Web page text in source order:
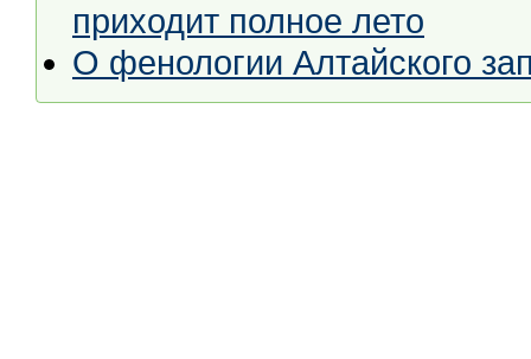
приходит полное лето
О фенологии Алтайского